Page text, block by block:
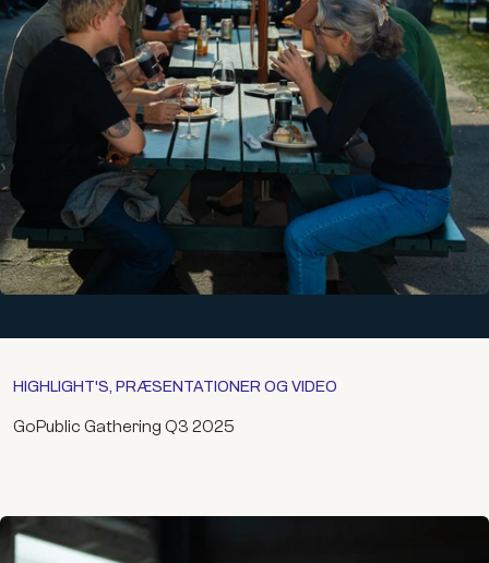
HIGHLIGHT'S, PRÆSENTATIONER OG VIDEO
GoPublic Gathering Q3 2025